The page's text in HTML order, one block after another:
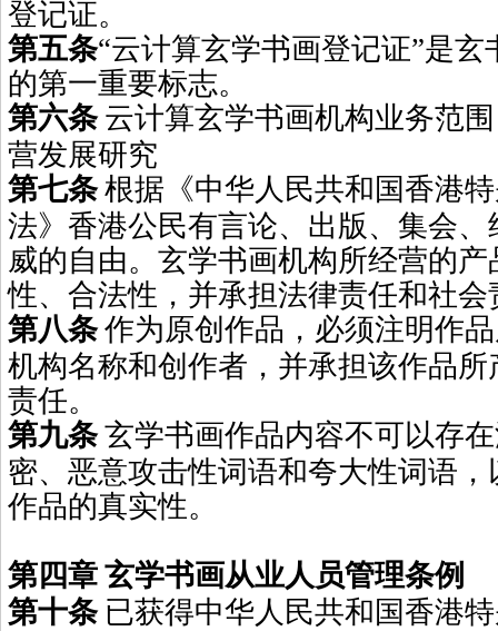
登记证。
第五条“云计算玄学书画登记证”是玄
的第一重要标志。
第六条 云计算玄学书画机构业务范
营发展研究
第七条 根据《中华人民共和国香港
法》香港公民有言论、出版、集会
威的自由。玄学书画机构所经营的
性、合法性，并承担法律责任和社会
第八条 作为原创作品，必须注明作
机构名称和创作者，并承担该作品
责任。
第九条 玄学书画作品内容不可以存
密、恶意攻击性词语和夸大性词语
作品的真实性。
第四章 玄学书画从业人员管理条例
第十条 已获得中华人民共和国香港